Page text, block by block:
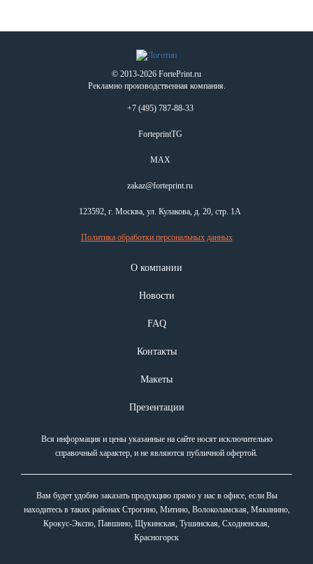
© 2013-2026 FortePrint.ru
Рекламно производственная компания.
+7 (495) 787-88-33
ForteprintTG
MAX
zakaz@forteprint.ru
123592, г. Москва, ул. Кулакова, д. 20, стр. 1А
Политика обработки персональных данных
О компании
Новости
FAQ
Контакты
Макеты
Презентации
Вся информация и цены указанные на сайте носят исключительно
справочный характер, и не являются публичной офертой.
Вам будет удобно заказать продукцию прямо у нас в офисе, если Вы
находитесь в таких районах Строгино, Митино, Волоколамская, Мякинино,
Крокус-Экспо, Павшино, Щукинская, Тушинская, Сходненская,
Красногорск